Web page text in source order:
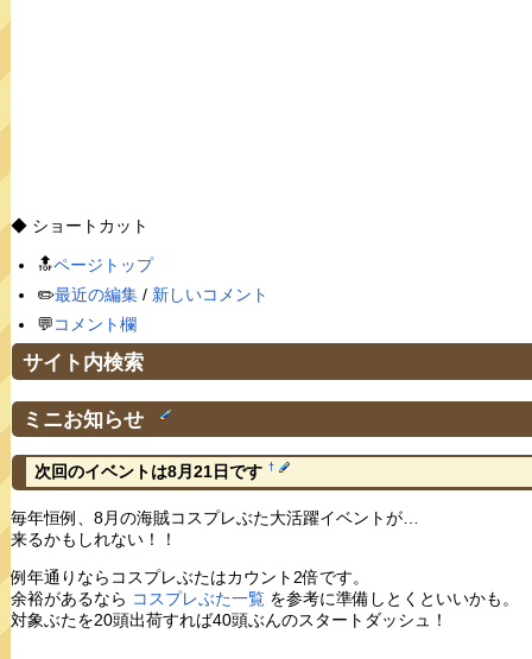
◆ ショートカット
🔝ページトップ
✏️最近の編集/ 新しいコメント
💬コメント欄
サイト内検索
ミニお知らせ †
次回のイベントは8月21日です †
毎年恒例、8月の海賊コスプレぶた大活躍イベントが…
来るかもしれない！！
例年通りならコスプレぶたはカウント2倍です。
余裕があるなら コスプレぶた一覧を参考に準備しとくといいかも。
対象ぶたを20頭出荷すれば40頭ぶんのスタートダッシュ！